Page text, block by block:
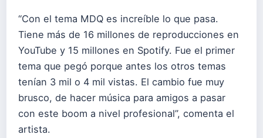
“Con el tema MDQ es increíble lo que pasa.
Tiene más de 16 millones de reproducciones en
YouTube y 15 millones en Spotify. Fue el primer
tema que pegó porque antes los otros temas
tenían 3 mil o 4 mil vistas. El cambio fue muy
brusco, de hacer música para amigos a pasar
con este boom a nivel profesional”, comenta el
artista.